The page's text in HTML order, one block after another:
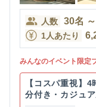
人数 30名 ～
1人あたり
みんなのイベント限定
【コスパ重視】
分付き・カジュ